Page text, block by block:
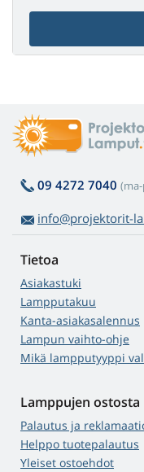
09 4272 7040
info@projektorit-
Tietoa
Asiakastuki
Lampputakuu
Kanta-asiakasalennus
Lampun vaihto-ohje
Mikä lampputyyppi
Lamppujen ostosta
Palautus ja
Helppo tuotepalautus
Yleiset ostoehdot